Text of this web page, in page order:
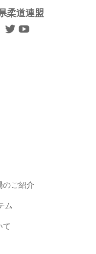
柔道連盟
のご紹介
ム
て